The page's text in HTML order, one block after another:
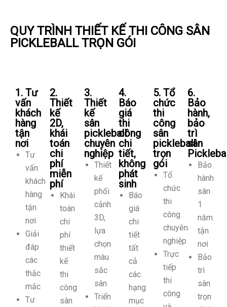
QUY TRÌNH THIẾT KẾ THI CÔNG SÂN
PICKLEBALL TRỌN GÓI
1. Tư
vấn
khách
hàng
tận
nơi
Tư
vấn
khách
hàng
tận
nơi
Giải
đáp
các
thắc
mắc
Tư
2.
Thiết
kế
2D,
khái
toán
chi
phí
miễn
phí
Khái
toán
chi
phí
thiết
kế
thi
công
sân
3.
Thiết
kế
sân
pickleball
chuyên
nghiệp
Thiết
kế
phối
cảnh
3D,
lựa
chọn
màu
sắc
sân
Triển
4.
Báo
giá
thi
công
chi
tiết,
không
phát
sinh
Báo
giá
chi
tiết
tất
cả
các
hạng
mục
5. Tổ
chức
thi
công
sân
pickleball
trọn
gói
Tổ
chức
thi
công
chuyên
nghiệp
Trực
tiếp
thi
công
6.
Bảo
hành,
bảo
trì
sân
Bảo
hành
sân
1
năm
tận
nơi
Bảo
trì
sân
trọn